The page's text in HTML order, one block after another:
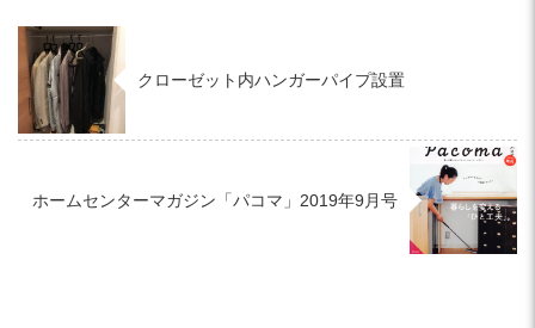
クローゼット内ハンガーパイプ設置
ホームセンターマガジン「パコマ」2019年9月号